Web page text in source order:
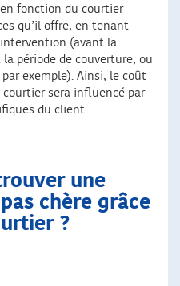
en fonction du courtier
qu’il offre, en tenant
(avant la
période de couverture, ou
exemple). Ainsi, le coût
courtier sera influencé par
du client.
une
chère grâce
?